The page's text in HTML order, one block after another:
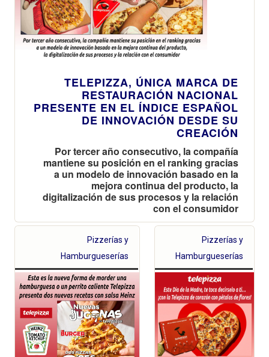
TELEPIZZA, ÚNICA MARCA DE
RESTAURACIÓN NACIONAL
PRESENTE EN EL ÍNDICE ESPAÑOL
DE INNOVACIÓN DESDE SU
CREACIÓN
Por tercer año consecutivo, la compañía
mantiene su posición en el ranking gracias
a un modelo de innovación basado en la
mejora continua del producto, la
digitalización de sus procesos y la relación
con el consumidor
Pizzerías y
Hamburgueserías
Pizzerías y
Hamburgueserías